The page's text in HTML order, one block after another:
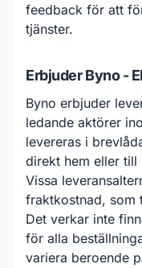
feedback för att
tjänster.
Erbjuder Byno -
Byno erbjuder
ledande aktörer
levereras i
direkt hem eller till
Vissa
fraktkostnad, som
Det verkar inte
för alla
variera beroende